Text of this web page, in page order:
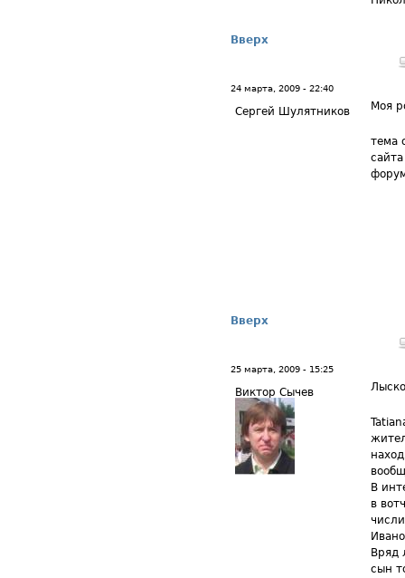
Вверх
24 марта, 2009 - 22:40
Сергей Шулятников Моя
тема
Вверх
25 марта, 2009 - 15:25
Виктор Сычев
В
в
Вряд
сын